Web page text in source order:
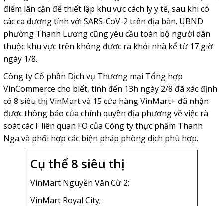
điểm lân cận để thiết lập khu vực cách ly y tế, sau khi có
các ca dương tính với SARS-CoV-2 trên địa bàn. UBND
phường Thanh Lương cũng yêu cầu toàn bộ người dân
thuộc khu vực trên không được ra khỏi nhà kể từ 17 giờ
ngày 1/8.
Công ty Cổ phần Dịch vụ Thương mại Tổng hợp
VinCommerce cho biết, tính đến 13h ngày 2/8 đã xác định
có 8 siêu thị VinMart và 15 cửa hàng VinMart+ đã nhận
được thông báo của chính quyền địa phương về việc rà
soát các F liên quan FO của Công ty thực phẩm Thanh
Nga và phối hợp các biện pháp phòng dịch phù hợp.
Cụ thể 8 siêu thị
VinMart Nguyễn Văn Cừ 2;
VinMart Royal City;